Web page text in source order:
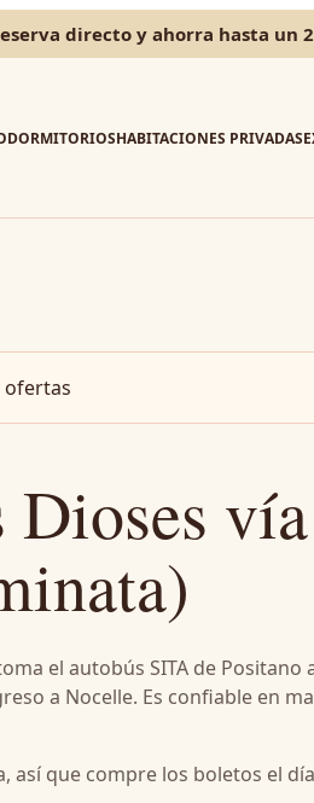
directo y ahorra hasta un
DORMITORIOSHABITACIONES PRIVADAS
ofertas
Dioses
el autobús SITA de
a Nocelle. Es confiable en
así que compre los boletos el